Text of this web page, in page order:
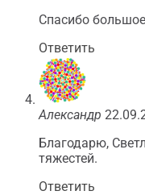
Спасибо
Ответить
Александр
Благодарю,
тяжестей.
Ответить